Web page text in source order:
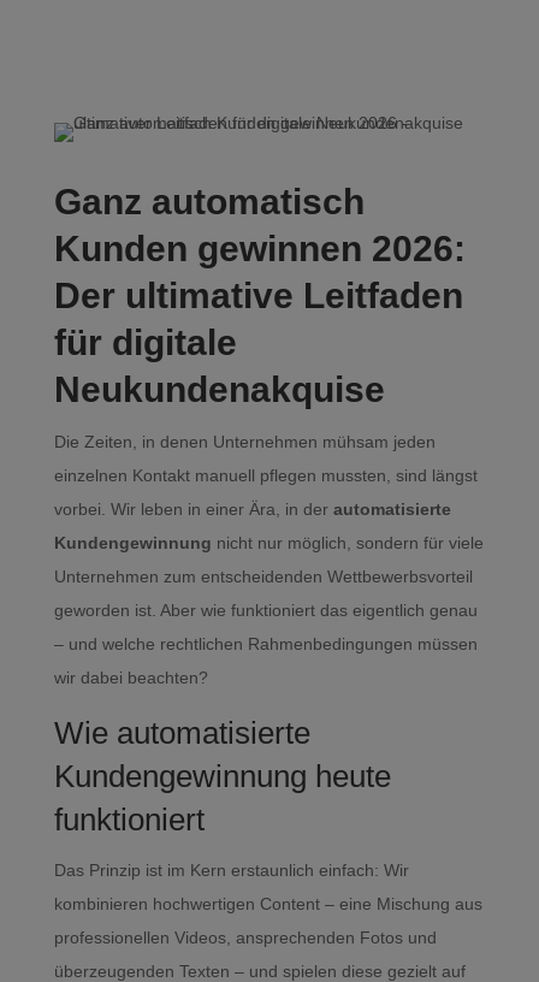
Ganz automatisch
Kunden gewinnen 2026:
Der ultimative Leitfaden
für digitale
Neukundenakquise
Die Zeiten, in denen Unternehmen mühsam jeden
einzelnen Kontakt manuell pflegen mussten, sind längst
vorbei. Wir leben in einer Ära, in der automatisierte
Kundengewinnung nicht nur möglich, sondern für viele
Unternehmen zum entscheidenden Wettbewerbsvorteil
geworden ist. Aber wie funktioniert das eigentlich genau
– und welche rechtlichen Rahmenbedingungen müssen
wir dabei beachten?
Wie automatisierte
Kundengewinnung heute
funktioniert
Das Prinzip ist im Kern erstaunlich einfach: Wir
kombinieren hochwertigen Content – eine Mischung aus
professionellen Videos, ansprechenden Fotos und
überzeugenden Texten – und spielen diese gezielt auf